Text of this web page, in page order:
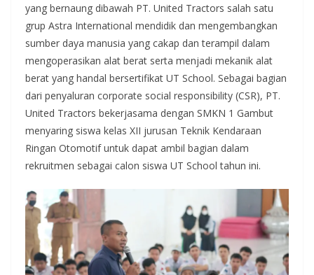
yang bernaung dibawah PT. United Tractors salah satu
grup Astra International mendidik dan mengembangkan
sumber daya manusia yang cakap dan terampil dalam
mengoperasikan alat berat serta menjadi mekanik alat
berat yang handal bersertifikat UT School. Sebagai bagian
dari penyaluran corporate social responsibility (CSR), PT.
United Tractors bekerjasama dengan SMKN 1 Gambut
menyaring siswa kelas XII jurusan Teknik Kendaraan
Ringan Otomotif untuk dapat ambil bagian dalam
rekruitmen sebagai calon siswa UT School tahun ini.